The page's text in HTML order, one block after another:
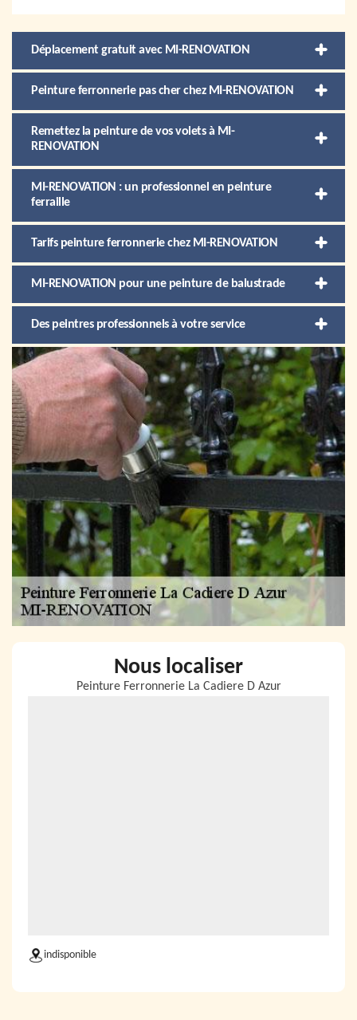
Déplacement gratuit avec MI-RENOVATION
Peinture ferronnerie pas cher chez MI-RENOVATION
Remettez la peinture de vos volets à MI-
RENOVATION
MI-RENOVATION : un professionnel en peinture
ferraille
Tarifs peinture ferronnerie chez MI-RENOVATION
MI-RENOVATION pour une peinture de balustrade
Des peintres professionnels à votre service
Nous localiser
Peinture Ferronnerie La Cadiere D Azur
indisponible